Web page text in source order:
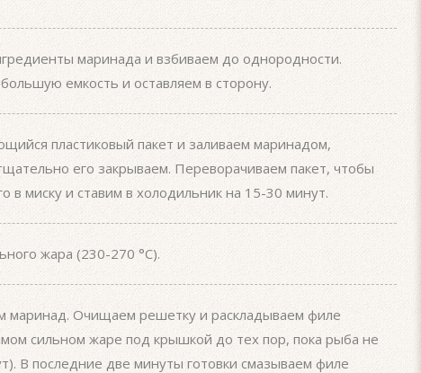
маринада и взбиваем до однородности.
емкость и оставляем в сторону.
пластиковый пакет и заливаем маринадом,
его закрываем. Переворачиваем пакет, чтобы
в миску и ставим в холодильник на 15-30 минут.
жара (230-270 °С).
маринад. Очищаем решетку и раскладываем филе
сильном жаре под крышкой до тех пор, пока рыба не
В последние две минуты готовки смазываем филе